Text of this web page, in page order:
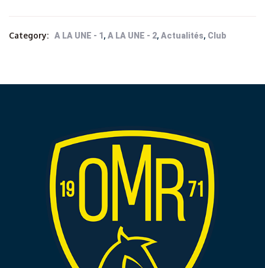
Category: A LA UNE - 1 , A LA UNE - 2, Actualités, Club